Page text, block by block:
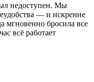
недоступен. Мы
— и искренне
мгновенно бросила все
всё работает